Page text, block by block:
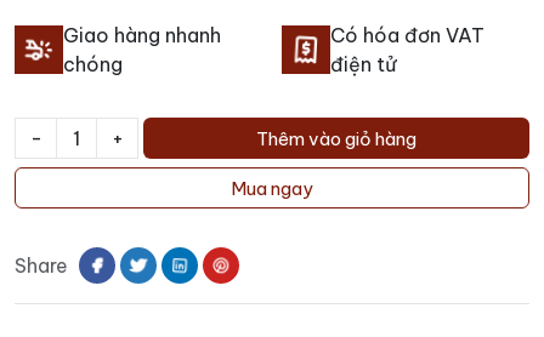
Giao hàng nhanh
chóng
Có hóa đơn VAT
điện tử
-
Rượu
Chateau
Milon
+ Thêm vào giỏ hàng
Mua ngay
Share